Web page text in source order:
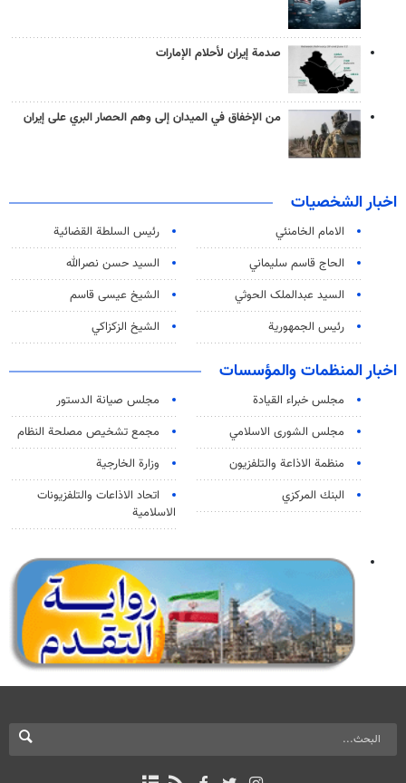
صدمة إيران لأحلام الإمارات
من الإخفاق في الميدان إلى وهم الحصار البري على إيران
اخبار الشخصيات
الامام الخامنئي
رئیس السلطة القضائیة
الحاج قاسم سليماني
السيد حسن نصرالله
السید عبدالملک الحوثي
الشيخ عيسى قاسم
رئيس الجمهورية
الشيخ الزكزاكي
اخبار المنظمات والمؤسسات
مجلس خبراء القيادة
مجلس صيانة الدستور
مجلس الشورى الاسلامي
مجمع تشخيص مصلحة النظام
منظمة الاذاعة والتلفزیون
وزارة الخارجية
البنك المركزي
اتحاد الاذاعات والتلفزيونات
الاسلامية